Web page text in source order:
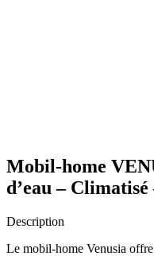
Mobil-home
d’eau –
Description
Le mobil-home Venusia